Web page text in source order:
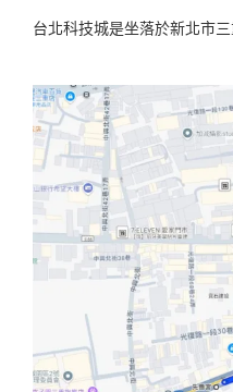
台北科技城是坐落於新北市